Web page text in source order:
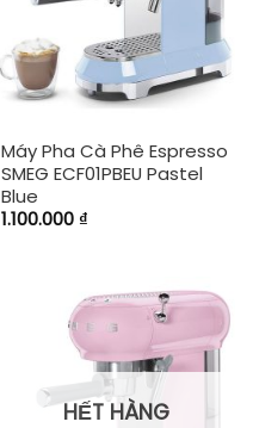
Máy Pha Cà Phê Espresso
SMEG ECF01PBEU Pastel
Blue
1.100.000 ₫
HẾT HÀNG